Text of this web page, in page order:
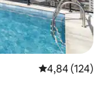
4,84 de uma
4,84 (124)